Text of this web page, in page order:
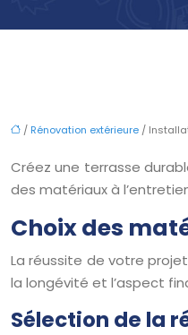
/ Rénovation extérieure /
Créez une terrasse
des matériaux à
Choix des
La réussite de votre
la longévité et l’aspect
Sélection de la